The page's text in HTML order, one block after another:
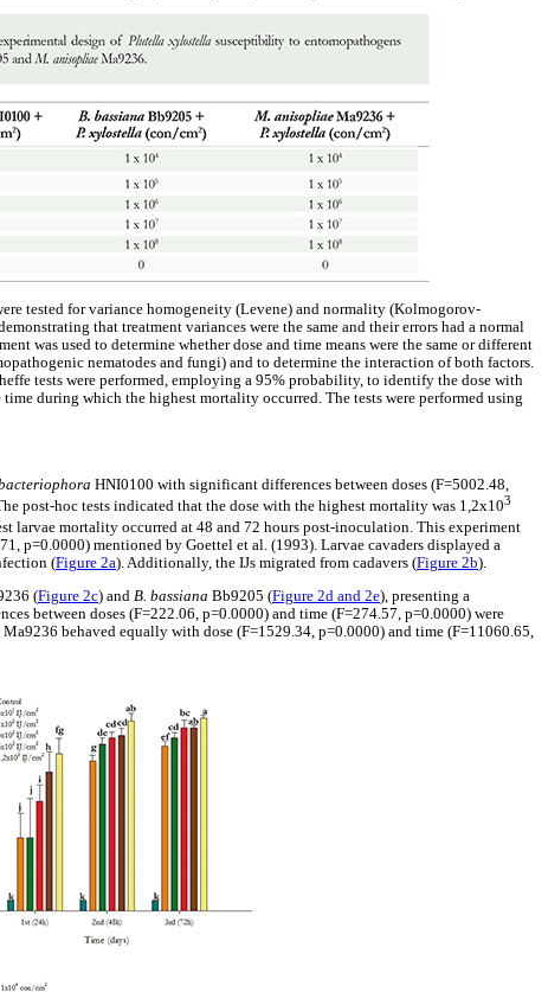
tested for variance homogeneity (Levene) and normality (Kolmogorov-
that treatment variances were the same and their errors had a normal
was used to determine whether dose and time means were the same or different
nematodes and fungi) and to determine the interaction of both factors.
tests were performed, employing a 95% probability, to identify the dose with
time during which the highest mortality occurred. The tests were performed using
HNI0100 with significant differences between doses (F=5002.48,
post-hoc tests indicated that the dose with the highest mortality was 1,2x103
larvae mortality occurred at 48 and 72 hours post-inoculation. This experiment
p=0.0000) mentioned by Goettel et al. (1993). Larvae cavaders displayed a
(Figure 2a). Additionally, the IJs migrated from cadavers (Figure 2b).
(Figure 2c) and B. bassiana Bb9205 (Figure 2d and 2e), presenting a
between doses (F=222.06, p=0.0000) and time (F=274.57, p=0.0000) were
Ma9236 behaved equally with dose (F=1529.34, p=0.0000) and time (F=11060.65,